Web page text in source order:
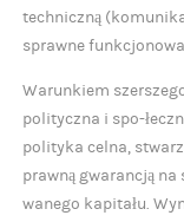
techniczną
sprawne
Warunkiem
polityczna i spo-
polityka celna,
prawną gwarancją
wanego kapitału.